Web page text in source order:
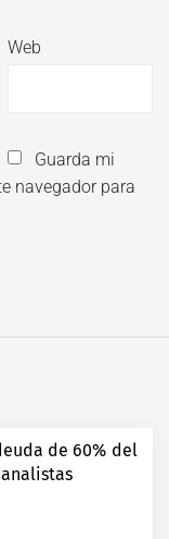
Web
Guarda mi
navegador para
de 60% del